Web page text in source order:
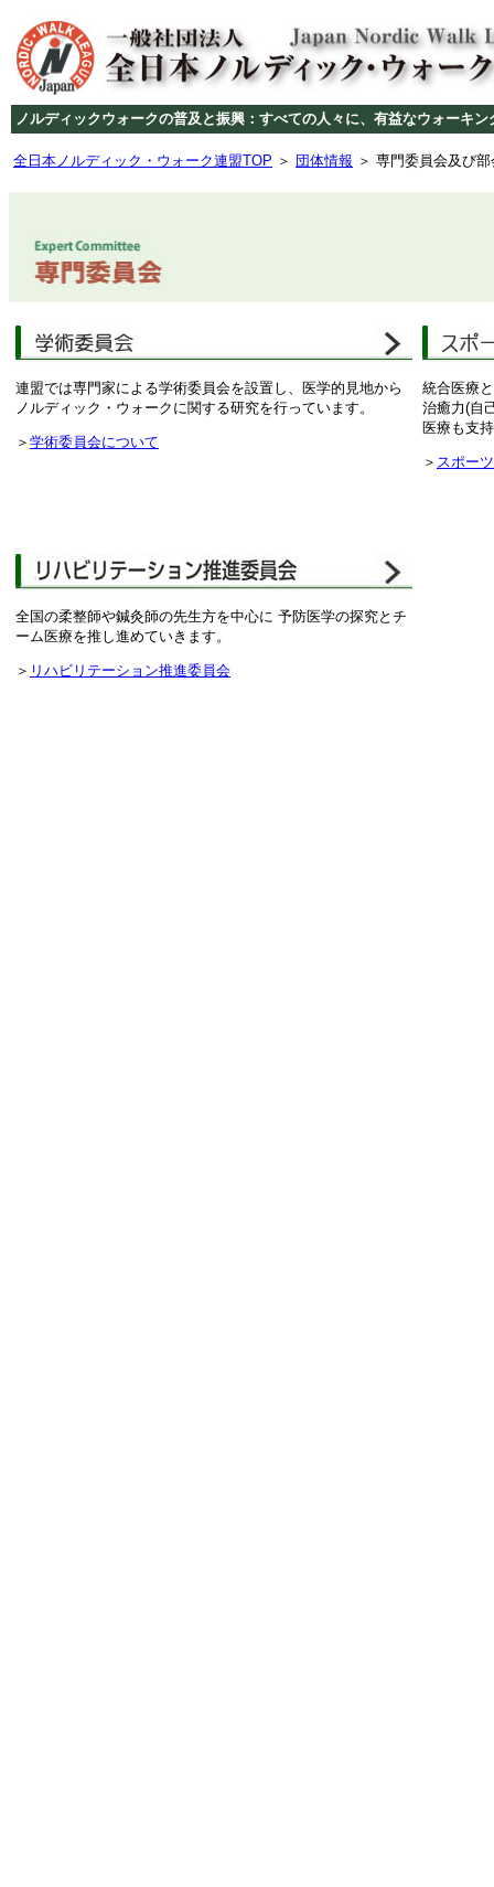
ノルディックウォークの普及と振興：すべての人々に、有益なウォーキン
全日本ノルディック・ウォーク連盟TOP ＞ 団体情報 ＞ 専門委員会及び部
連盟では専門家による学術委員会を設置し、医学的見地から
ノルディック・ウォークに関する研究を行っています。
＞ 学術委員会について
統合医療
治癒力(自
医療も支
＞ スポー
全国の柔整師や鍼灸師の先生方を中心に 予防医学の探究とチ
ーム医療を推し進めていきます。
＞ リハビリテーション推進委員会